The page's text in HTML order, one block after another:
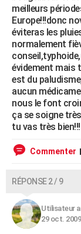
FORUM
Bricolage
Television
meilleurs
Europe!!!donc
éviteras les
normalement
évidement mais
est du
aucun
nous le font
ça se soigne
tu vas très
Commenter
RÉPONSE 2 / 9
Utilisateur
29 oct.